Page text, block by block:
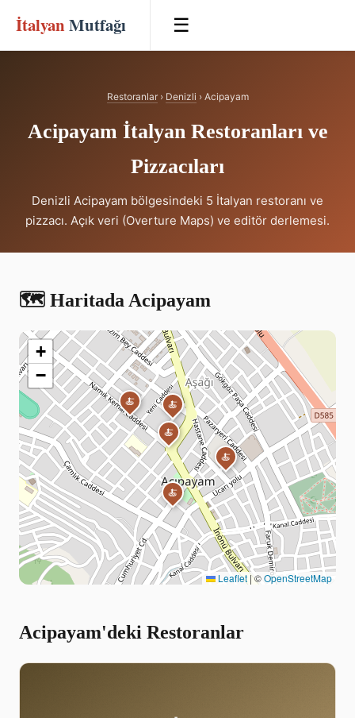
İtalyan Mutfağı ☰
Restoranlar› Denizli › Acipayam
Acipayam İtalyan Restoranları ve
Pizzacıları
Denizli Acipayam bölgesindeki 5 İtalyan restoranı ve
pizzacı. Açık veri (Overture Maps) ve editör derlemesi.
🗺️ Haritada Acipayam
🍝
🍝
🍝
🍝
🍝
+
−
Leaflet |©OpenStreetMap
Acipayam'deki Restoranlar